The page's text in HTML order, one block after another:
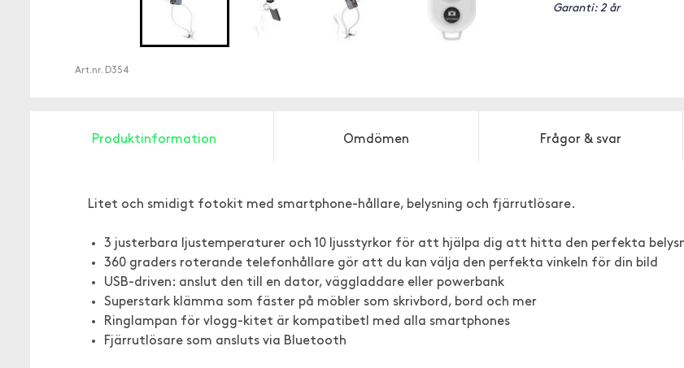
Art.nr. D354
Garanti: 2 år
Produktinformation Omdömen Frågor & svar
Litet och smidigt fotokit med smartphone-hållare, belysning och fjärrutlösare.
3 justerbara ljustemperaturer och 10 ljusstyrkor för att hjälpa dig att hitta den perfekta
360 graders roterande telefonhållare gör att du kan välja den perfekta vinkeln för din bild
USB-driven: anslut den till en dator, väggladdare eller powerbank
Superstark klämma som fäster på möbler som skrivbord, bord och mer
Ringlampan för vlogg-kitet är kompatibetl med alla smartphones
Fjärrutlösare som ansluts via Bluetooth